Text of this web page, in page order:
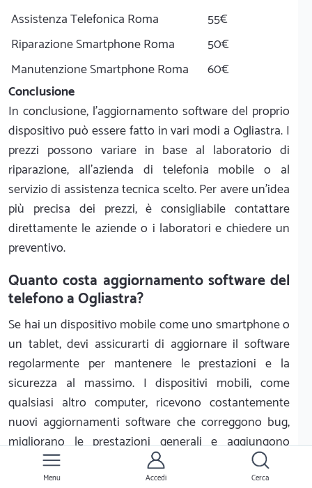
Assistenza Telefonica Roma
55€
Riparazione Smartphone Roma
50€
Manutenzione Smartphone Roma
60€
Conclusione
In conclusione, l'aggiornamento software del proprio
dispositivo può essere fatto in vari modi a Ogliastra. I
prezzi possono variare in base al laboratorio di
riparazione, all'azienda di telefonia mobile o al
servizio di assistenza tecnica scelto. Per avere un'idea
più precisa dei prezzi, è consigliabile contattare
direttamente le aziende o i laboratori e chiedere un
preventivo.
Quanto costa aggiornamento software del
telefono a Ogliastra?
Se hai un dispositivo mobile come uno smartphone o
un tablet, devi assicurarti di aggiornare il software
regolarmente per mantenere le prestazioni e la
sicurezza al massimo. I dispositivi mobili, come
qualsiasi altro computer, ricevono costantemente
nuovi aggiornamenti software che correggono bug,
migliorano le prestazioni generali e aggiungono
nuove funzionalità. Ma quanto costa l'aggiornamento
software del telefono a Ogliastra?
Menu Accedi Cerca